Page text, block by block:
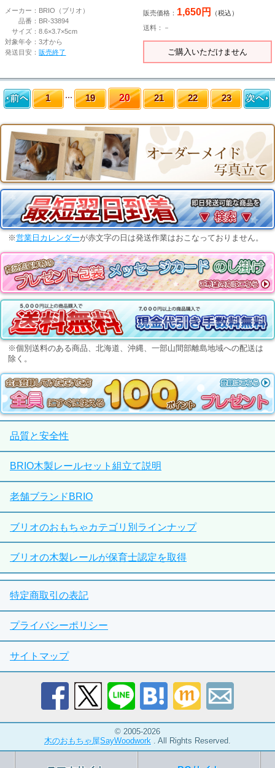
メーカー： BRIO（ブリオ）
品番： BR-33894
サイズ：8.6×3.7×5cm
対象年令：3才から
発送目安：販売終了
販売価格： 1,650円
（税込）
送料：－
ご購入いただけません
1 19 20 21 22 23
※営業日カレンダーが赤文字の日は発送作業はおこなっておりません。
※個別送料のある商品、北海道、沖縄、一部山間部離島地域への配送は
除く。
品質と安全性
BRIO木製レールセット組立て説明
老舗ブランドBRIO
ブリオのおもちゃカテゴリ別ラインナップ
ブリオの木製レールが保育士認定を取得
特定商取引の表記
プライバシーポリシー
サイトマップ
© 2005-2026
木のおもちゃ屋SayWoodwork . All Rights Reserved.